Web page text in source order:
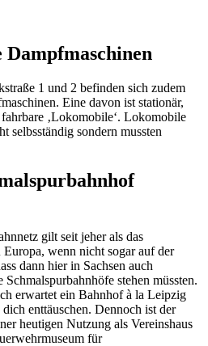
1 und 2 befinden sich zudem
Eine davon ist stationär,
‚Lokomobile‘. Lokomobile
selbsständig sondern mussten
gilt seit jeher als das
wenn nicht sogar auf der
dann hier in Sachsen auch
stehen müssten.
erwartet ein Bahnhof à la Leipzig
enttäuschen. Dennoch ist der
heutigen Nutzung als Vereinshaus
für